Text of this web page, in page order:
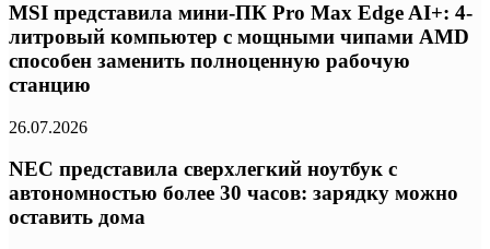
MSI представила мини-ПК Pro Max Edge AI+: 4-
литровый компьютер с мощными чипами AMD
способен заменить полноценную рабочую
станцию
26.07.2026
NEC представила сверхлегкий ноутбук с
автономностью более 30 часов: зарядку можно
оставить дома